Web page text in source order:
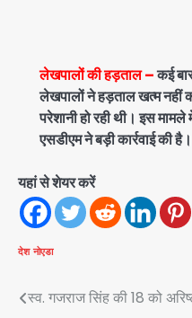
लेखपालों की हड़ताल –कई
लेखपालों ने हड़ताल खत्म
परेशानी हो रही थी। इस मामले
एसडीएम ने बड़ी कार्रवाई की है।
यहां से शेयर करें
देश नोएडा
Post
स्व. गजराज सिंह की 18 को